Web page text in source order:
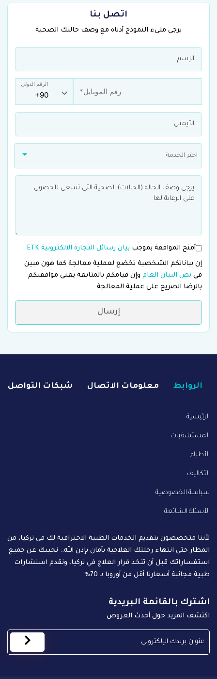
اتصل بنا
يرجى ملىء النموذج أدناه مع وصف حالتك الصحية
الرقم الدولي
اختر الخدمة
أمنح الموافقة بموجب بيان رسائل التجارة الالكترونية ETK
إن بياناتكم الشخصية تخضع لعملية معالجة كما هون مبين
في نص البيان العام وإن قيامكم بالمتابعة يعني موافقتكم
بالرضا الصريح على عملية المعالجة
إرسال
الروابط معلومات الاتصال شبكات التواصل
الرئيسية
المستشفيات
الأطباء
التكاليف
سياسة الخصوصية
الأسئلة الشائعة
لأننا متخصصون بتقديم الخدمات الطبية الاحترافية لك في تركيا، من
المطار حتى انتهاء رحلتك العلاجية بأمان بإذن الله.. نجيبك عن جميع
استفساراتك قبل أن تتخذ قرار العلاج في تركيا، ونقدم استشارات
طبية مجانية أسعارنا أقل من أوروبا بـ 70%
اشترك بالقائمة البريدية
اكتشف المزيد حول أحدث العروض